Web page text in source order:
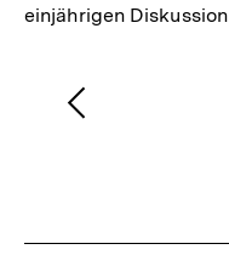
einjährigen Diskussion
Vorherigen